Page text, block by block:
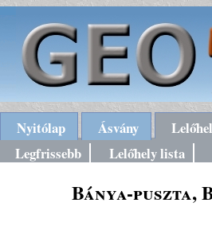
Nyitólap Ásvány
Legfrissebb
Lelőhely lista
Bánya-